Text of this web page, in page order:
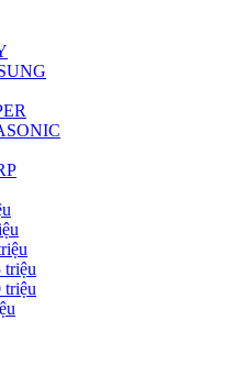
triệu
triệu